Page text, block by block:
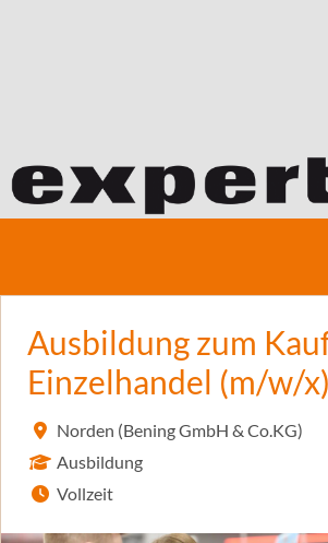
Ausbildung zum
Einzelhandel (m/w/x)
Norden (Bening GmbH & Co.KG)
Ausbildung
Vollzeit